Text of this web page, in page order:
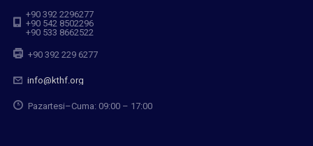
+90 392 2296277
+90 542 8502296
+90 533 8662522
+90 392 229 6277
info@kthf.org
Pazartesi–Cuma: 09:00 – 17:00